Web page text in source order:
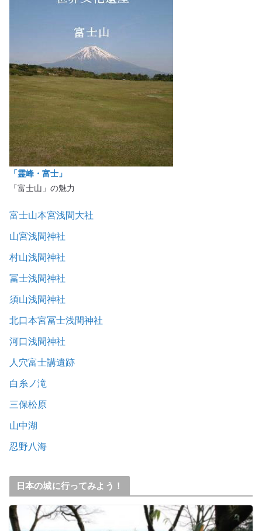
「霊峰・富士」
「富士山」の魅力
富士山本宮浅間大社
山宮浅間神社
村山浅間神社
冨士浅間神社
須山浅間神社
北口本宮冨士浅間神社
河口浅間神社
人穴富士講遺跡
白糸ノ滝
三保松原
山中湖
忍野八海
日本の城に行ってみよう！